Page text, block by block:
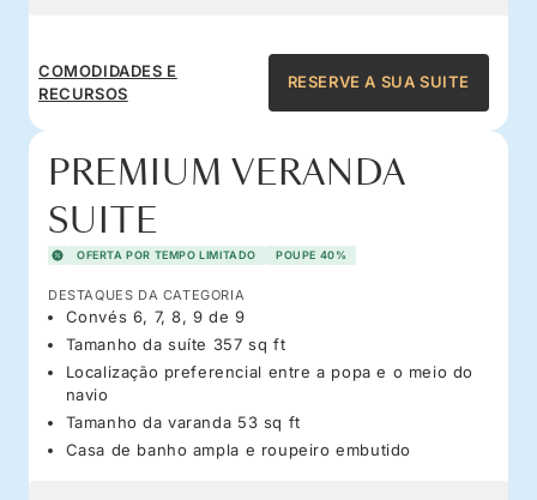
COMODIDADES E
RECURSOS
RESERVE A SUA SUITE
PREMIUM VERANDA
SUITE
OFERTA POR TEMPO LIMITADO POUPE 40%
DESTAQUES DA CATEGORIA
Convés 6, 7, 8, 9 de 9
Tamanho da suíte 357 sq ft
Localização preferencial entre a popa e o meio do
navio
Tamanho da varanda 53 sq ft
Casa de banho ampla e roupeiro embutido